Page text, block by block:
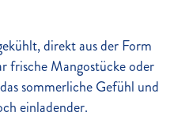
direkt aus der Form
frische Mangostücke oder
sommerliche Gefühl und
einladender.